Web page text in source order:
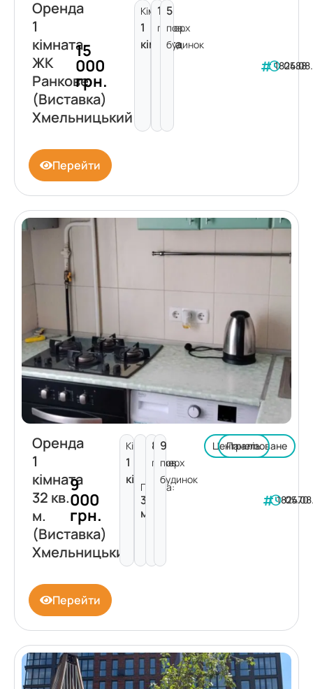
Оренда
1
кімната
ЖК
Ранкове
(Виставка)
Хмельницький
15
000
грн.
Кімнат:
1
кімната
1
поверх
5
пов.
будинок
182488
Перейти
Оренда
1
кімната
32 кв.
м.
(Виставка)
Хмельницький
9
000
грн.
Кімнат:
1
кімната
Площа:
32
м²
8
поверх
9
пов.
будинок
Централізоване
Панель
182470
Перейти